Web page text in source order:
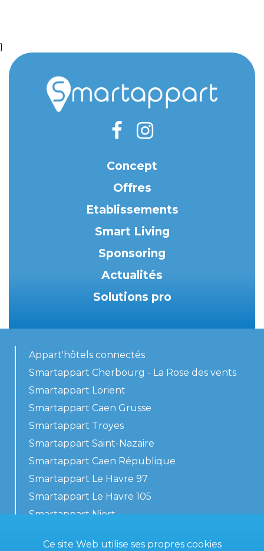
}
Concept
Offres
Etablissements
Smart Living
Sponsoring
Actualités
Solutions pro
Appart'hôtels connectés
Smartappart Cherbourg - La Rose des vents
Smartappart Lorient
Smartappart Caen Grusse
Smartappart Troyes
Smartappart Saint-Nazaire
Smartappart Caen République
Smartappart Le Havre 97
Smartappart Le Havre 105
Smartappart Niort
Ce site Web utilise ses propres cookies